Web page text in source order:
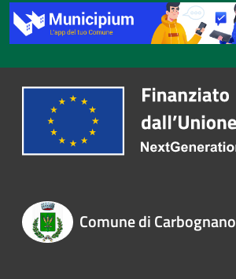
Comune di Carbognano